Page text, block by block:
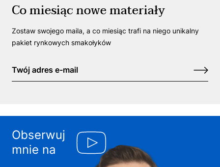
Co miesiąc nowe materiały
Zostaw swojego maila, a co miesiąc trafi na niego unikalny
pakiet rynkowych smakołyków
Obserwuj
mnie na